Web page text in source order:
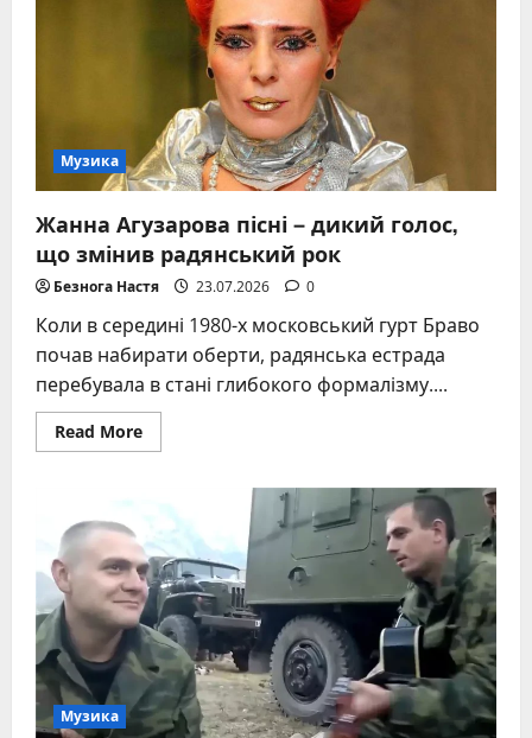
відомої
співачки
Музика
Жанна Агузарова пісні – дикий голос,
що змінив радянський рок
Безнога Настя 23.07.2026 0
Коли в середині 1980-х московський гурт Браво
почав набирати оберти, радянська естрада
перебувала в стані глибокого формалізму....
Read MoreRead
more
пісні
дикий
голос,
що
змінив
радянський
рок
Музика